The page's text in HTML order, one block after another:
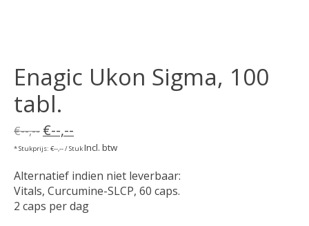
Enagic Ukon Sigma, 100
tabl.
€--,-- €--,--
* Stukprijs: €--,-- / StukIncl. btw
Alternatief indien niet leverbaar:
Vitals, Curcumine-SLCP, 60 caps.
2 caps per dag